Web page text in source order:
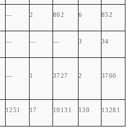
— 2 802 6 852
— — — 3 34
— 1 3727 2 3760
1251 17 10131 130 13281